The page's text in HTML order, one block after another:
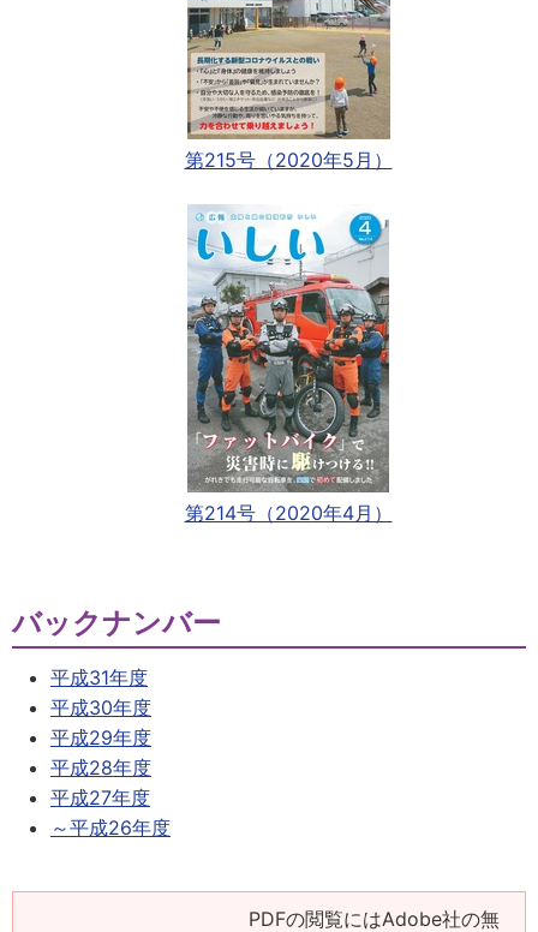
第215号（2020年5月）
第214号（2020年4月）
バックナンバー
平成31年度
平成30年度
平成29年度
平成28年度
平成27年度
～平成26年度
PDFの閲覧にはAdobe社の無